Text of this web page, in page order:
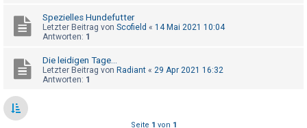
e
a
n
o
r
Spezielles Hundefutter
Letzter Beitrag von Scofield « 14 Mai 2021 10:04
Antworten: 1
Die leidigen Tage...
Letzter Beitrag von Radiant « 29 Apr 2021 16:32
Antworten: 1
Seite 1 von 1